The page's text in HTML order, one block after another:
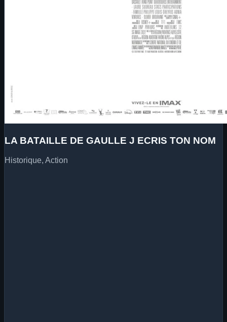
LA BATAILLE DE GAULLE J ECRIS TON NOM
Historique, Action